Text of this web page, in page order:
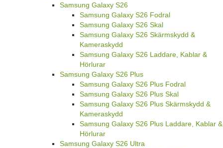
Samsung Galaxy S26
Samsung Galaxy S26 Fodral
Samsung Galaxy S26 Skal
Samsung Galaxy S26 Skärmskydd &
Kameraskydd
Samsung Galaxy S26 Laddare, Kablar &
Hörlurar
Samsung Galaxy S26 Plus
Samsung Galaxy S26 Plus Fodral
Samsung Galaxy S26 Plus Skal
Samsung Galaxy S26 Plus Skärmskydd &
Kameraskydd
Samsung Galaxy S26 Plus Laddare, Kablar &
Hörlurar
Samsung Galaxy S26 Ultra